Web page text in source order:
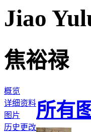
Jiao
焦裕禄
概览
详细资料
图片
历史更改
所有